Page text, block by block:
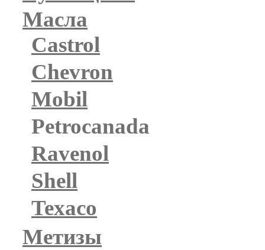
Масла
Castrol
Chevron
Mobil
Petrocanada
Ravenol
Shell
Texaco
Метизы